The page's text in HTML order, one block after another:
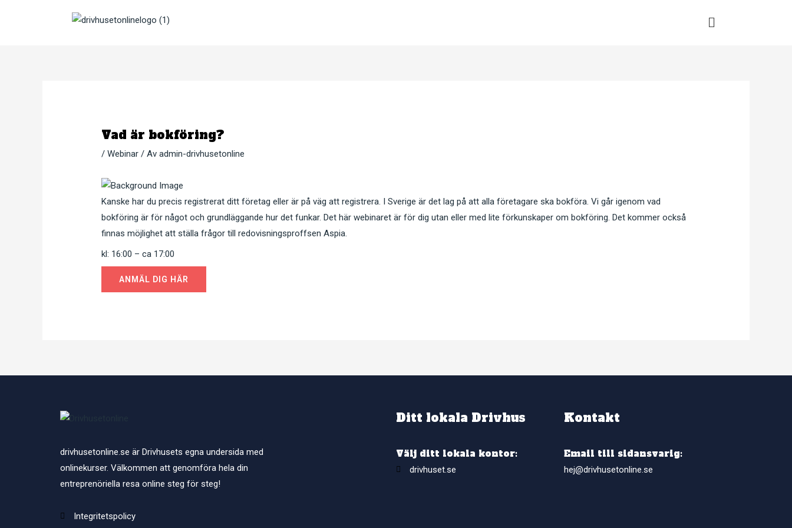
Vad är bokföring?
/Webinar / Av admin-drivhusetonline
Kanske har du precis registrerat ditt företag eller är på väg att registrera. I Sverige är det lag på att alla företagare ska bokföra. Vi går igenom vad
bokföring är för något och grundläggande hur det funkar. Det här webinaret är för dig utan eller med lite förkunskaper om bokföring. Det kommer också
finnas möjlighet att ställa frågor till redovisningsproffsen Aspia.
kl: 16:00 – ca 17:00
ANMÄL DIG HÄR
drivhusetonline.se är Drivhusets egna undersida med
onlinekurser. Välkommen att genomföra hela din
entreprenöriella resa online steg för steg!
Integritetspolicy
Ditt lokala Drivhus
Välj ditt lokala kontor:
drivhuset.se
Kontakt
Email till sidansvarig:
hej@drivhusetonline.se